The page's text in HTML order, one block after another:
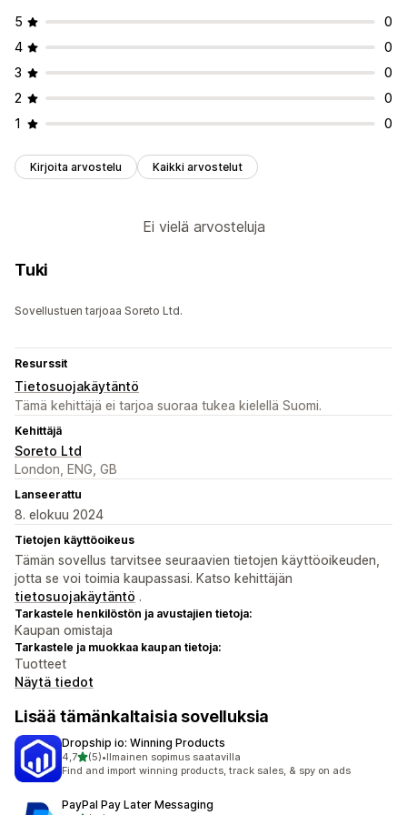
5
0
4
0
3
0
2
0
1
0
Kirjoita arvostelu Kaikki arvostelut
Ei vielä arvosteluja
Tuki
Sovellustuen tarjoaa Soreto Ltd.
Resurssit
Tietosuojakäytäntö
Tämä kehittäjä ei tarjoa suoraa tukea kielellä Suomi.
Kehittäjä
Soreto Ltd
London, ENG, GB
Lanseerattu
8. elokuu 2024
Tietojen käyttöoikeus
Tämän sovellus tarvitsee seuraavien tietojen käyttöoikeuden,
jotta se voi toimia kaupassasi. Katso kehittäjän
tietosuojakäytäntö .
Tarkastele henkilöstön ja avustajien tietoja:
Kaupan omistaja
Tarkastele ja muokkaa kaupan tietoja:
Tuotteet
Näytä tiedot
Lisää tämänkaltaisia sovelluksia
Dropship io: Winning Products
4,7/ 5 tähteä
(5)
5 arvostelua yhteensä
•Ilmainen sopimus saatavilla
Find and import winning products, track sales, & spy on ads
PayPal Pay Later Messaging